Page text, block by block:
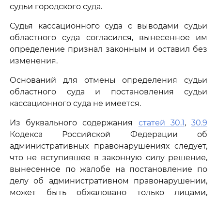
судьи городского суда.
Судья кассационного суда с выводами судьи
областного суда согласился, вынесенное им
определение признал законным и оставил без
изменения.
Оснований для отмены определения судьи
областного суда и постановления судьи
кассационного суда не имеется.
Из буквального содержания статей 30.1,30.9
Кодекса Российской Федерации об
административных правонарушениях следует,
что не вступившее в законную силу решение,
вынесенное по жалобе на постановление по
делу об административном правонарушении,
может быть обжаловано только лицами,